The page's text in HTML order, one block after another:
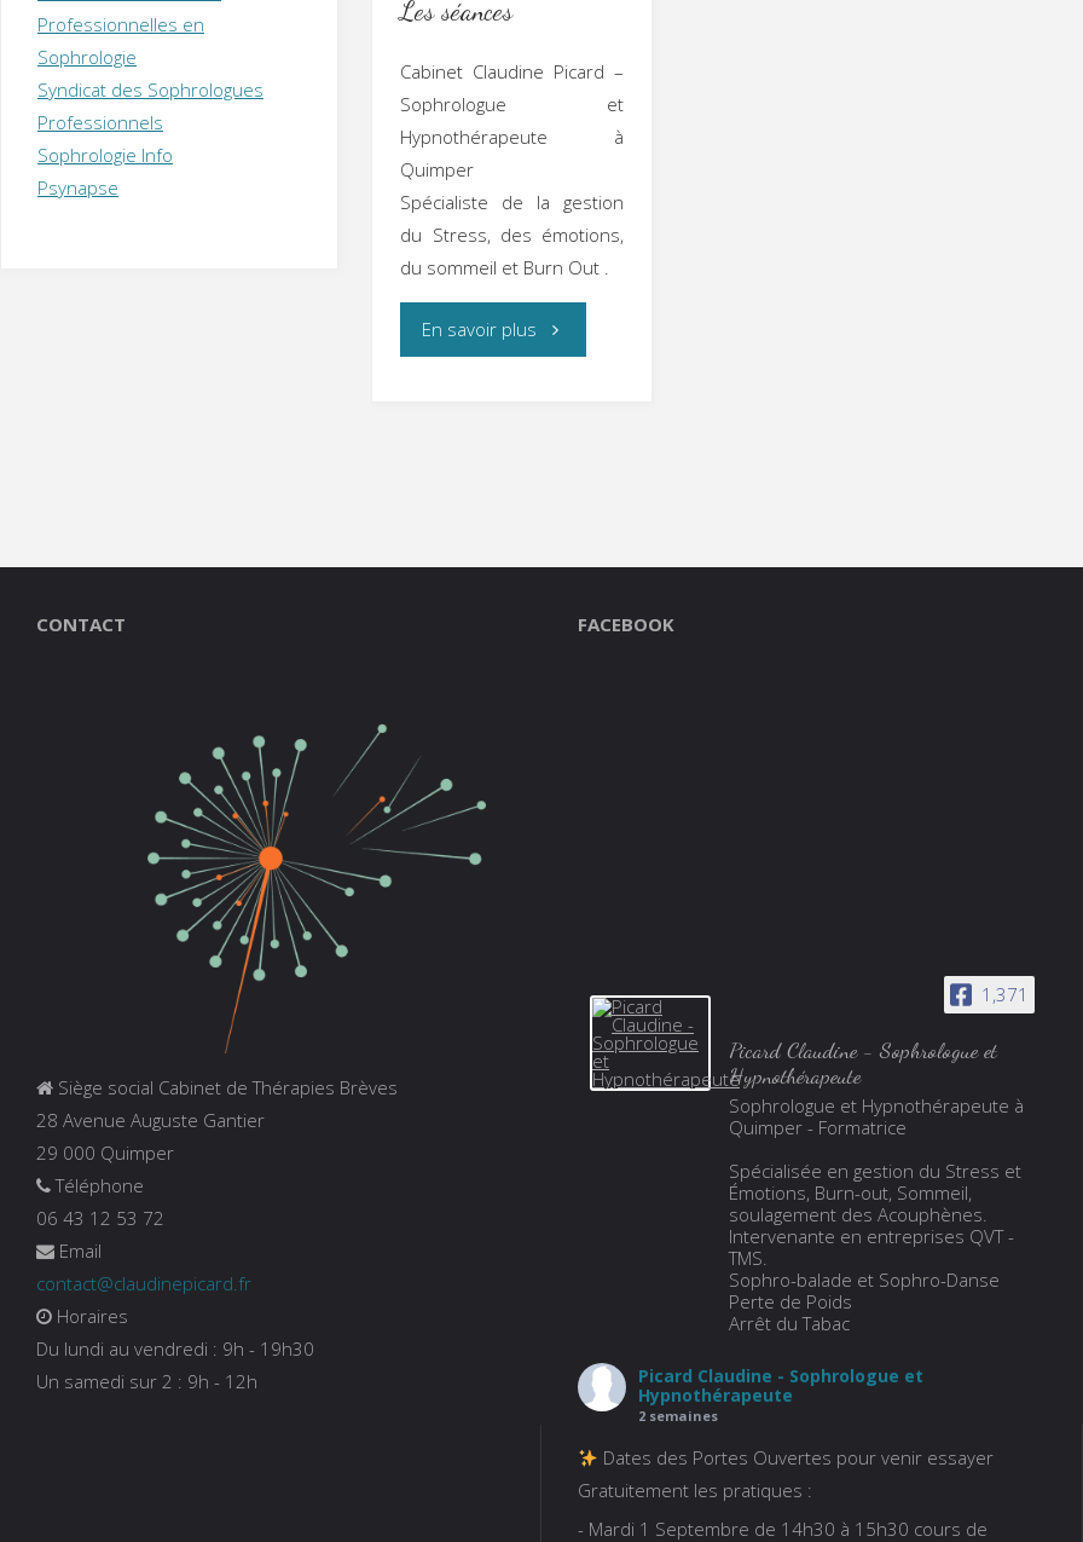
Les séances
Cabinet Claudine Picard –
Sophrologue et
Hypnothérapeute à
Quimper
Spécialiste de la gestion
du Stress, des émotions,
du sommeil et Burn Out .
En savoir plus "Les
Professionnelles en
Sophrologie
Syndicat des Sophrologues
Professionnels
Sophrologie Info
Psynapse
CONTACT
Siège social Cabinet de Thérapies Brèves
28 Avenue Auguste Gantier
29 000 Quimper
Téléphone
06 43 12 53 72
Email
contact@claudinepicard.fr
Horaires
Du lundi au vendredi : 9h - 19h30
Un samedi sur 2 : 9h - 12h
FACEBOOK
1,371
Picard Claudine - Sophrologue et
Hypnothérapeute
Sophrologue et Hypnothérapeute à
Quimper - Formatrice
Spécialisée en gestion du Stress et
Émotions, Burn-out, Sommeil,
soulagement des Acouphènes.
Intervenante en entreprises QVT -
TMS.
Sophro-balade et Sophro-Danse
Perte de Poids
Arrêt du Tabac
Picard Claudine - Sophrologue et
Hypnothérapeute
2 semaines
Dates des Portes Ouvertes pour venir essayer
Gratuitement les pratiques :
- Mardi 1 Septembre de 14h30 à 15h30 cours de